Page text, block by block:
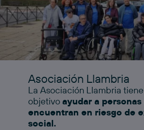
Asociación Llambria
La Asociación Llambria
objetivoayudar a personas
encuentran en riesgo de
social.